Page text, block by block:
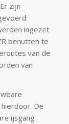
zijn
ingezet
benutten te
van de
van
De
ijsgang